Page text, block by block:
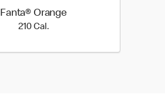
Fanta® Orange
210 Cal.210 Cal.